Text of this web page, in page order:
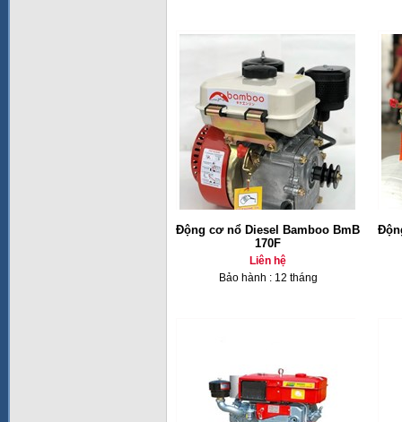
Động cơ nổ Diesel Bamboo BmB
170F
Liên hệ
Bảo hành : 12 tháng